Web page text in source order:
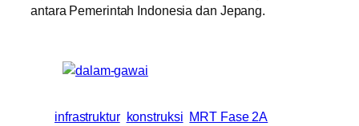
antara Pemerintah Indonesia dan Jepang.
infrastruktur konstruksi MRT Fase 2A